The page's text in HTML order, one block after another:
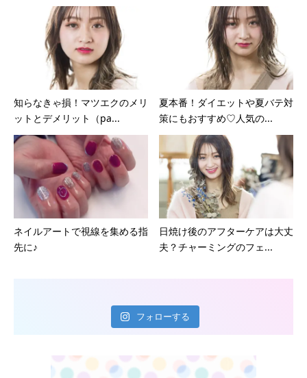
知らなきゃ損！マツエクのメリ
ットとデメリット（pa...
夏本番！ダイエットや夏バテ対
策にもおすすめ♡人気の...
ネイルアートで視線を集める指
先に♪
日焼け後のアフターケアは大丈
夫？チャーミングのフェ...
フォローする